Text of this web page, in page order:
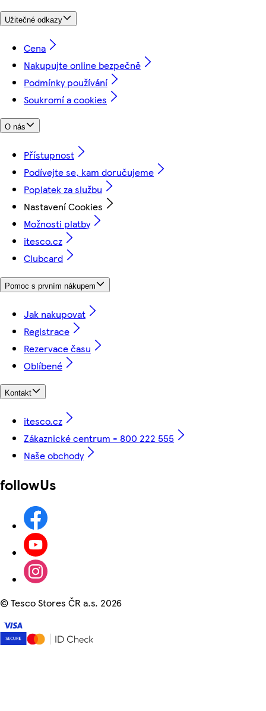
Užitečné odkazy
Cena
Nakupujte online bezpečně
Podmínky používání
Soukromí a cookies
O nás
Přístupnost
Podívejte se, kam doručujeme
Poplatek za službu
Nastavení Cookies
Možnosti platby
itesco.cz
Clubcard
Pomoc s prvním nákupem
Jak nakupovat
Registrace
Rezervace času
Oblíbené
Kontakt
itesco.cz
Zákaznické centrum - 800 222 555
Naše obchody
followUs
©Tesco Stores ČR a.s. 2026